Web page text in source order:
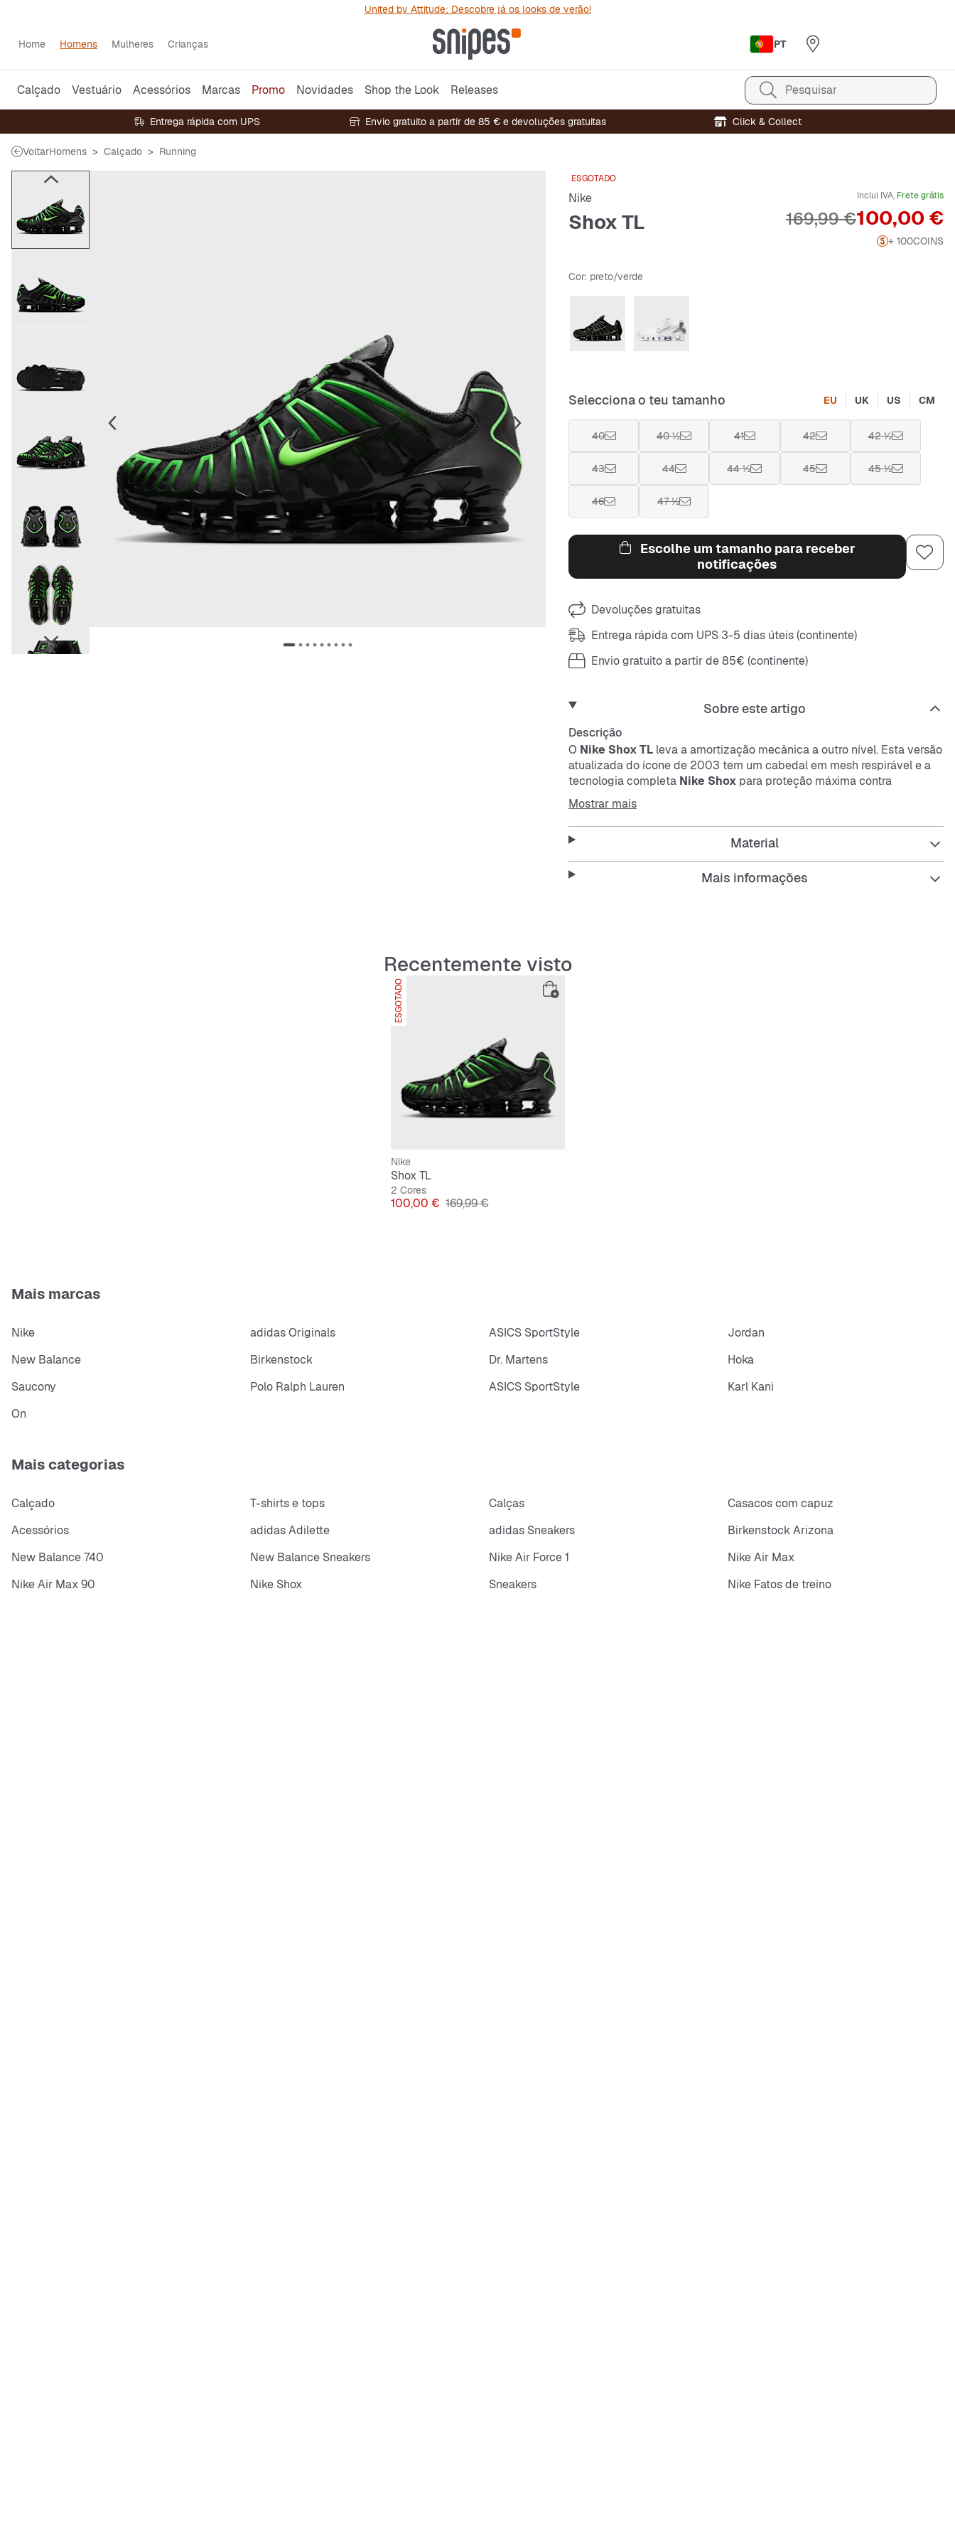
United by Attitude: Descobre já os looks de verão!
Home Homens Mulheres Crianças PT
Calçado Vestuário Acessórios Marcas Promo Novidades Shop the Look Releases Pesquisar
Entrega rápida com UPS Envio gratuito a partir de 85 € e devoluções gratuitas Click & Collect
VoltarHomens Calçado Running
ESGOTADO
Nike
Shox TL
Inclui IVA, Frete grátis
Preço
100,00 €
Preço original
169,99 €
+ 100COINS
Cor: preto/verde
Selecciona o teu tamanho EU UK US CM
40 40 ½ 41 42 42 ½
43 44 44 ½ 45 45 ½
46 47 ½
Escolhe um tamanho para receber
notificações
Devoluções gratuitas
Entrega rápida com UPS 3-5 dias úteis (continente)
Envio gratuito a partir de 85€ (continente)
Sobre este artigo
Descrição
O Nike Shox TL leva a amortização mecânica a outro nível. Esta versão
atualizada do ícone de 2003 tem um cabedal em mesh respirável e a
tecnologia completa Nike Shox para proteção máxima contra
impactos, dando-te um visual marcante na rua.
tecnologia
oferece uma amortização que recupera a forma
após compressão. O cabedal com estrutura em TPU é quase uma
a sola exterior em borracha resistente com padrão de waffle dá ótima
Mostrar mais
Material
Mais informações
Recentemente visto
ESGOTADO
Nike
Shox TL
2 Cores
Preço
100,00 € Preço original
169,99 €
Mais marcas
Nike adidas Originals ASICS SportStyle
Jordan
New Balance
Birkenstock Dr. Martens
Hoka
Saucony
Polo Ralph Lauren ASICS SportStyle
Karl Kani
On
Mais categorias
Calçado T-shirts e tops Calças
Casacos com capuz
Acessórios
adidas Adilette adidas Sneakers
Birkenstock Arizona
New Balance 740
New Balance Sneakers Nike Air Force 1
Nike Air Max
Nike Air Max 90
Nike Shox Sneakers Nike Fatos de treino